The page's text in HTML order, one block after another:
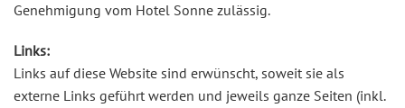
Genehmigung vom Hotel Sonne zulässig.
Links:
Links auf diese Website sind erwünscht, soweit sie als
externe Links geführt werden und jeweils ganze Seiten (inkl.